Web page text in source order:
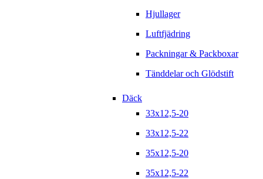
Hjullager
Luftfjädring
Packningar & Packboxar
Tänddelar och Glödstift
Däck
33x12,5-20
33x12,5-22
35x12,5-20
35x12,5-22